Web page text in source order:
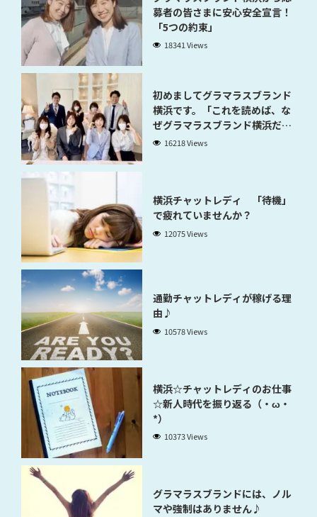
募者の皆さまに安心安全宣言！
「5つの約束」
18341 Views
初めましてグラマラスブランド
横浜です。「これを読めば、な
ぜグラマラスブランド横浜だと
稼げるのかが分かります」
16218 Views
横浜チャットレディ 「待機」
で疲れていませんか？
12075 Views
通勤チャットレディが稼げる理
由♪
10578 Views
横浜☆チャットレディのお仕事
☆新人時代を振り返る（・ω・
*）
10373 Views
グラマラスブランドには、ノル
マや強制はありません♪